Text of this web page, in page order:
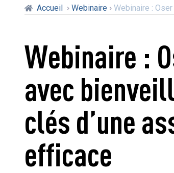
Accueil Webinaire Webinaire :
Webinaire :
avec
clés d’une
efficace